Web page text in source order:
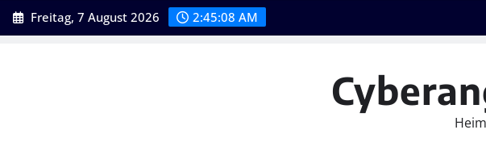
Skip
to
Freitag, 7 August 2026 2:45:09 AM